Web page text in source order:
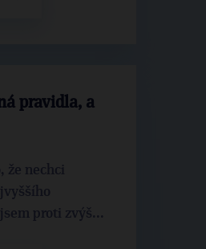
pravidla, a
že nechci
proti zvýš...